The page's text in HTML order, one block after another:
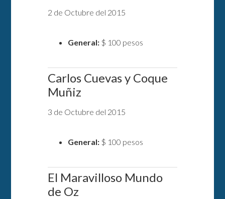
2 de Octubre del 2015
General: $ 100 pesos
Carlos Cuevas y Coque
Muñiz
3 de Octubre del 2015
General: $ 100 pesos
El Maravilloso Mundo
de Oz